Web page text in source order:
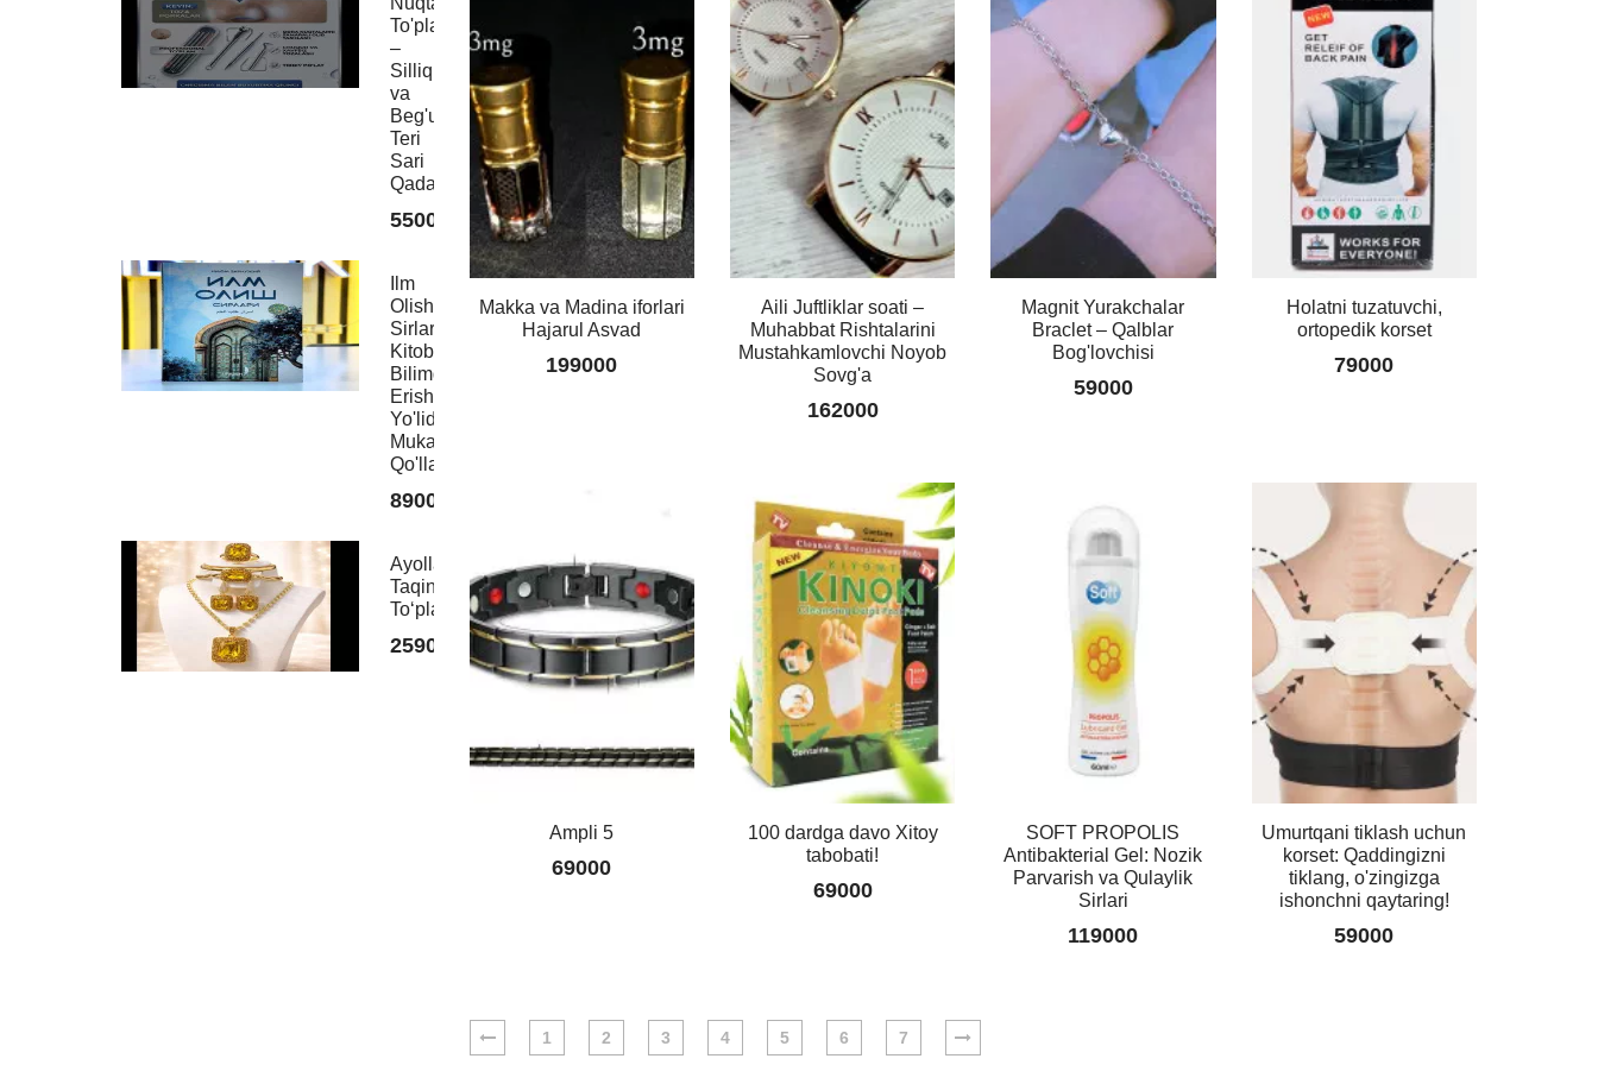
To'plami
–
Silliq
va
Ilm
Olish
Sirlari
Kitobi:
Bilimga
Erishish
Ayollar
Taqinchoqlar
Toʻplami
259000
99000
Moviy
Toplam
Ayollar
uchun!
99000
Mini
Antistress
Klaviatura
Keychain
⌨️✨
49000
Yarim
Yurakli
–
Sevgini
Bog'lovchi
Juftlik
Aksessuari
Uzum
Quruq
Sovun
99000
Makka va Madina iforlari
Hajarul Asvad
199000
Aili Juftliklar soati –
Muhabbat Rishtalarini
Mustahkamlovchi Noyob
Sovg'a
162000
Magnit Yurakchalar
Braclet – Qalblar
Bog'lovchisi
59000
Holatni tuzatuvchi,
ortopedik korset
79000
Ampli 5
69000
100 dardga davo Xitoy
tabobati!
69000
SOFT PROPOLIS
Antibakterial Gel: Nozik
Parvarish va Qulaylik
Sirlari
119000
Umurtqani tiklash uchun
korset: Qaddingizni
tiklang, o'zingizga
ishonchni qaytaring!
59000
1 2 3 4 5 6 7